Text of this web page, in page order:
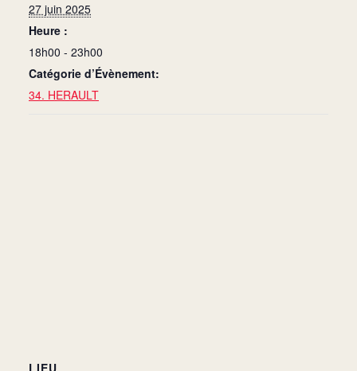
27 juin 2025
Heure :
18h00 - 23h00
Catégorie d’Évènement:
34. HERAULT